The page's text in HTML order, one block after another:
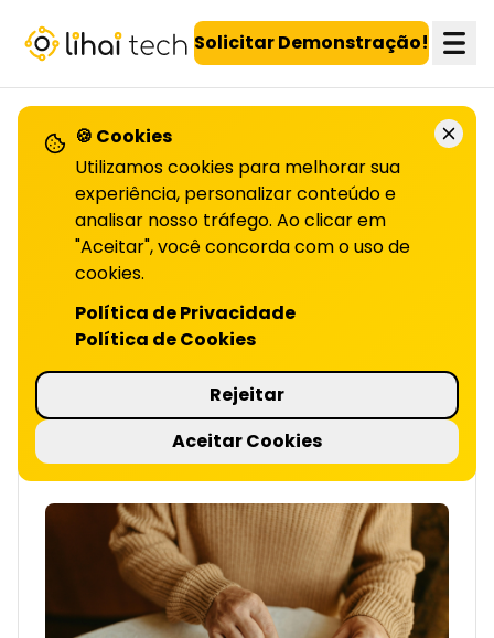
LiHai - Página inicial Solicitar Demonstração!
VOLTAR PARA O BLOG
Engajamento dos
farmacêuticos
EM PROGRAMAS DE FIDELIDADE | LIHAI
farmacêuticos, e melhoram a experiência do
cliente. Confira no artigo como isso pode
impactar seu negócio!
3 minutos de leitura
🍪 Cookies
Utilizamos cookies para melhorar sua
experiência, personalizar conteúdo e
analisar nosso tráfego. Ao clicar em
"Aceitar", você concorda com o uso de
cookies.
Política de Privacidade
Política de Cookies
Rejeitar
Aceitar Cookies